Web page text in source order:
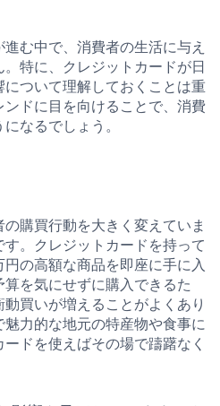
む中で、消費者の生活に与え
特に、クレジットカードが日
ついて理解しておくことは重
ドに目を向けることで、消費
なるでしょう。
購買行動を大きく変えていま
す。クレジットカードを持って
の高額な商品を即座に手に入
を気にせずに購入できるた
買いが増えることがよくあり
力的な地元の特産物や食事に
ドを使えばその場で躊躇なく